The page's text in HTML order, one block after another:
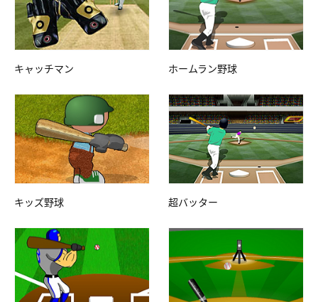
キャッチマン ホームラン野球
キッズ野球 超バッター